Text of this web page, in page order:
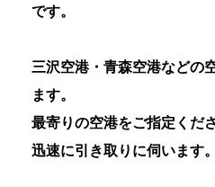
です。
三沢空港・青森空港などの
ます。
最寄りの空港をご指定くだ
迅速に引き取りに伺います。